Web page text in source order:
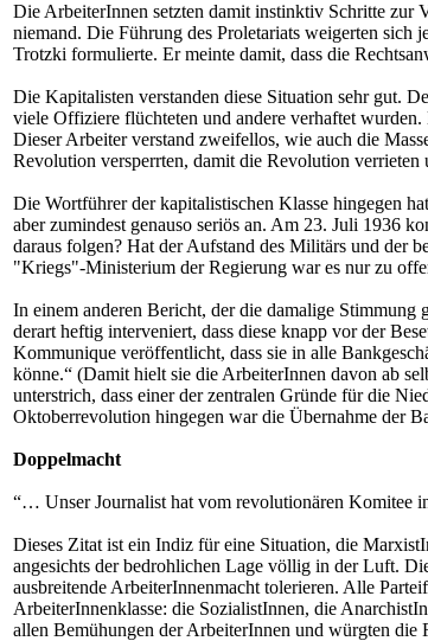
Die ArbeiterInnen setzten damit instinktiv Schritte zur
niemand. Die Führung des Proletariats weigerten sich
Trotzki formulierte. Er meinte damit, dass die
Die Kapitalisten verstanden diese Situation sehr gut.
viele Offiziere flüchteten und andere verhaftet
Dieser Arbeiter verstand zweifellos, wie auch die
Revolution versperrten, damit die Revolution verrieten
Die Wortführer der kapitalistischen Klasse hingegen
aber zumindest genauso seriös an. Am 23. Juli 1936
daraus folgen? Hat der Aufstand des Militärs und der
"Kriegs"-Ministerium der Regierung war es nur zu
In einem anderen Bericht, der die damalige
derart heftig interveniert, dass diese knapp vor der
Kommunique veröffentlicht, dass sie in alle
könne.“ (Damit hielt sie die ArbeiterInnen davon ab
unterstrich, dass einer der zentralen Gründe für die
Oktoberrevolution hingegen war die Übernahme der
Doppelmacht
“… Unser Journalist hat vom revolutionären Komitee
Dieses Zitat ist ein Indiz für eine Situation, die
angesichts der bedrohlichen Lage völlig in der Luft.
ausbreitende ArbeiterInnenmacht tolerieren. Alle
ArbeiterInnenklasse: die SozialistInnen, die
allen Bemühungen der ArbeiterInnen und würgten die